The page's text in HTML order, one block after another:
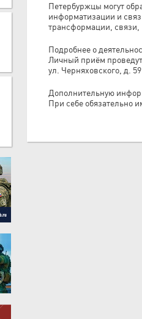
Петербуржцы могут
информатизации и
трансформации,
Подробнее о
Личный приём
ул. Черняховского, д.
Дополнительную
При себе обязательно